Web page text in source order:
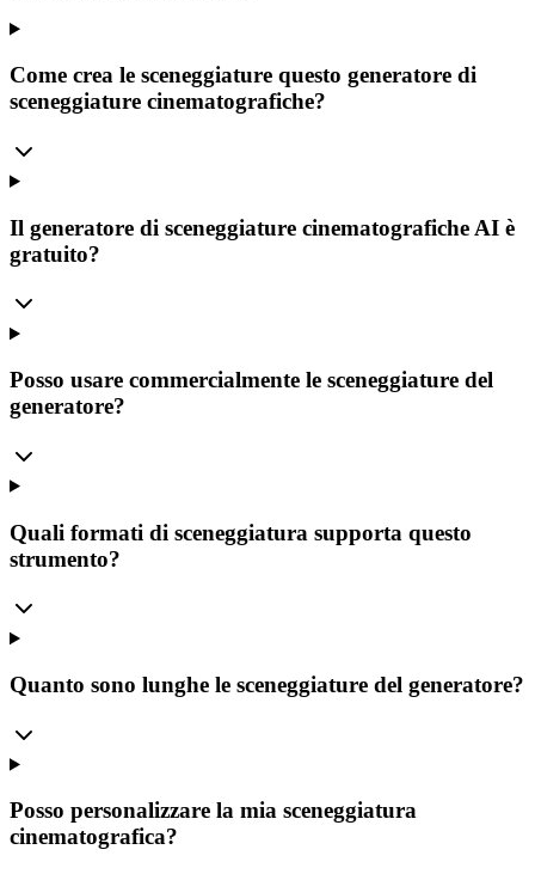
Come crea le sceneggiature questo generatore di
sceneggiature cinematografiche?
Il generatore di sceneggiature cinematografiche AI è
gratuito?
Posso usare commercialmente le sceneggiature del
generatore?
Quali formati di sceneggiatura supporta questo
strumento?
Quanto sono lunghe le sceneggiature del generatore?
Posso personalizzare la mia sceneggiatura
cinematografica?